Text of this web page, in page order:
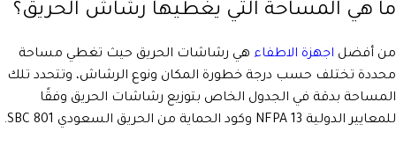
ما هي المساحة التي يغطيها رشاش الحريق؟
من أفضل اجهزة الاطفاء هي رشاشات الحريق حيث تغطي مساحة
محددة تختلف حسب درجة خطورة المكان ونوع الرشاش، وتتحدد تلك
المساحة بدقة في الجدول الخاص بتوزيع رشاشات الحريق وفقًا
للمعايير الدولية NFPA 13 وكود الحماية من الحريق السعودي SBC 801.